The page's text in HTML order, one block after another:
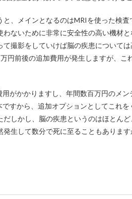
、メインとなるのはMRIを使った検
ないために非常に安全性の高い機材
撮影をしていけば脳の疾患について
円前後の追加費用が発生しますが、
がかかりますし、年間数百万円のメ
すから、追加オプションとしてこれ
しかし、脳の疾患というのはほとん
生して数分で死に至ることもありま